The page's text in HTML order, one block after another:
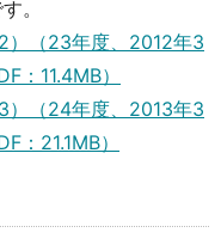
。
）（23年度、2012年3
：11.4MB）
）（24年度、2013年3
：21.1MB）